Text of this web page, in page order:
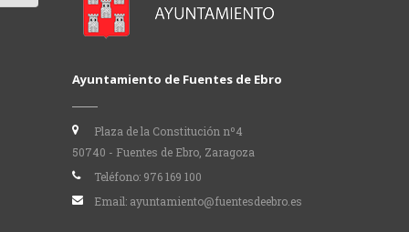
Ayuntamiento de Fuentes de Ebro
Plaza de la Constitución nº4
50740 - Fuentes de Ebro, Zaragoza
Teléfono: 976 169 100
Email: ayuntamiento@fuentesdeebro.es